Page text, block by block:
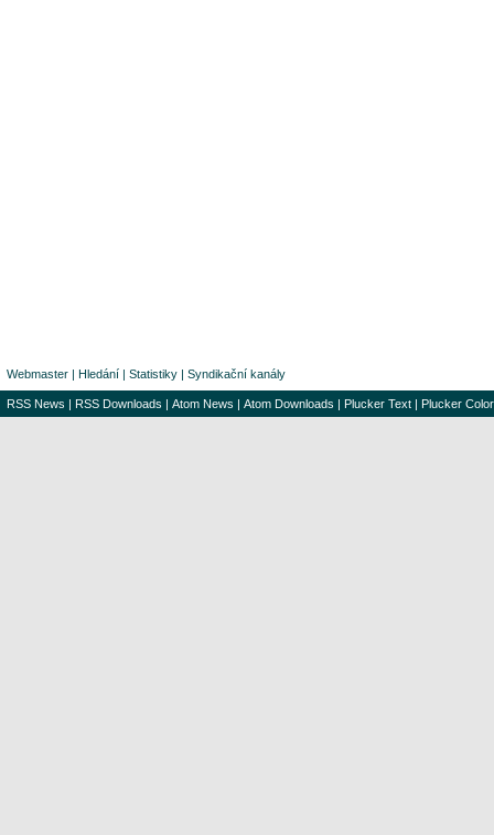
Webmaster | Hledání | Statistiky | Syndikační kanály
RSS News | RSS Downloads | Atom News | Atom Downloads | Plucker Text | Plucker Color